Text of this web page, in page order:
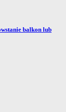
balkon lub